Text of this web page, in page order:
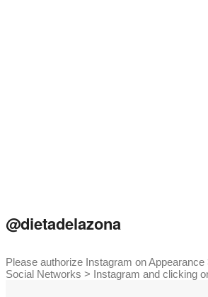
@dietadelazona
Please authorize Instagram on
Social Networks > Instagram and clicking